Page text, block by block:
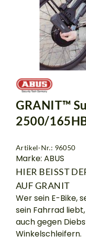
GRANIT™
2500/
Artikel-Nr.: 96050
Marke: ABUS
HIER BEISST
AUF GRANIT
Wer sein E-Bike,
sein Fahrrad
auch gegen
Winkelschleifern.